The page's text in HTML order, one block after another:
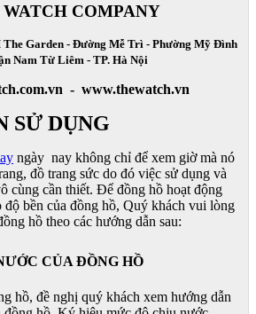
COMPANY
Garden - Đường Mễ Trì - Phường Mỹ Đình
Nam Từ Liêm - TP. Hà Nội
- www.thewatch.vn
SỬ DỤNG
ngày nay không chỉ để xem giờ mà nó
đồ trang sức do đó việc sử dụng và
cùng cần thiết. Để đồng hồ hoạt động
bền của đồng hồ, Quý khách vui lòng
hồ theo các hướng dẫn sau:
CỦA ĐỒNG HỒ
hồ, đề nghị quý khách xem hướng dẫn